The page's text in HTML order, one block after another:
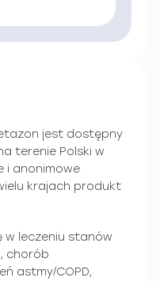
jest dostępny
terenie Polski w
i anonimowe
krajach produkt
w leczeniu stanów
chorób
astmy/COPD,